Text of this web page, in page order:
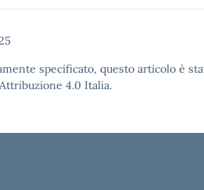
specificato, questo articolo è
4.0 Italia.